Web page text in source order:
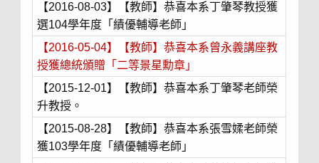
【2016-08-03】【教師】恭喜本系丁肇琴教授獲
選104學年度「績優輔導老師」
【2016-05-04】【教師】恭喜本系曾永義講座教
授獲總統頒贈「二等景星勳章」
【2015-12-01】【教師】恭喜本系丁肇琴老師榮
升教授。
【2015-08-28】【教師】恭喜本系張雪媃老師榮
獲103學年度「績優輔導老師」